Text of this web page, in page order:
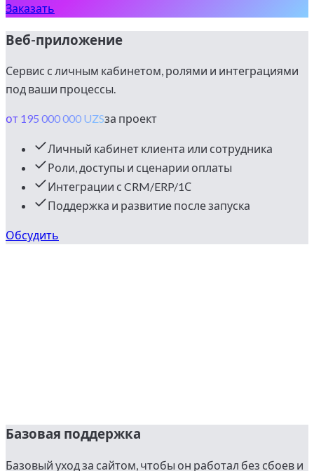
Заказать
Веб-приложение
Сервис с личным кабинетом, ролями и интеграциями
под ваши процессы.
от 195 000 000 UZSза проект
Личный кабинет клиента или сотрудника
Роли, доступы и сценарии оплаты
Интеграции с CRM/ERP/1С
Поддержка и развитие после запуска
Обсудить
Базовая поддержка
Базовый уход за сайтом, чтобы он работал без сбоев и